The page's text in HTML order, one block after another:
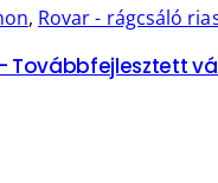
, Rovar - rágcsáló
Továbbfejlesztett